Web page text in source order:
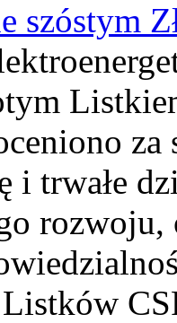
szóstym
i trwałe